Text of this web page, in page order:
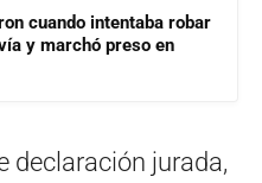
cuando intentaba robar
y marchó preso en
declaración jurada,